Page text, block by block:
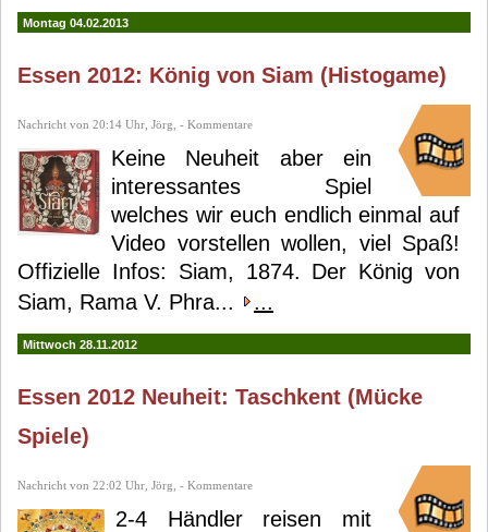
Montag 04.02.2013
Essen 2012: König von Siam (Histogame)
Nachricht von 20:14 Uhr, Jörg, - Kommentare
Keine Neuheit aber ein
interessantes Spiel
welches wir euch endlich einmal auf
Video vorstellen wollen, viel Spaß!
Offizielle Infos: Siam, 1874. Der König von
Siam, Rama V. Phra...
...
Mittwoch 28.11.2012
Essen 2012 Neuheit: Taschkent (Mücke
Spiele)
Nachricht von 22:02 Uhr, Jörg, - Kommentare
2-4 Händler reisen mit